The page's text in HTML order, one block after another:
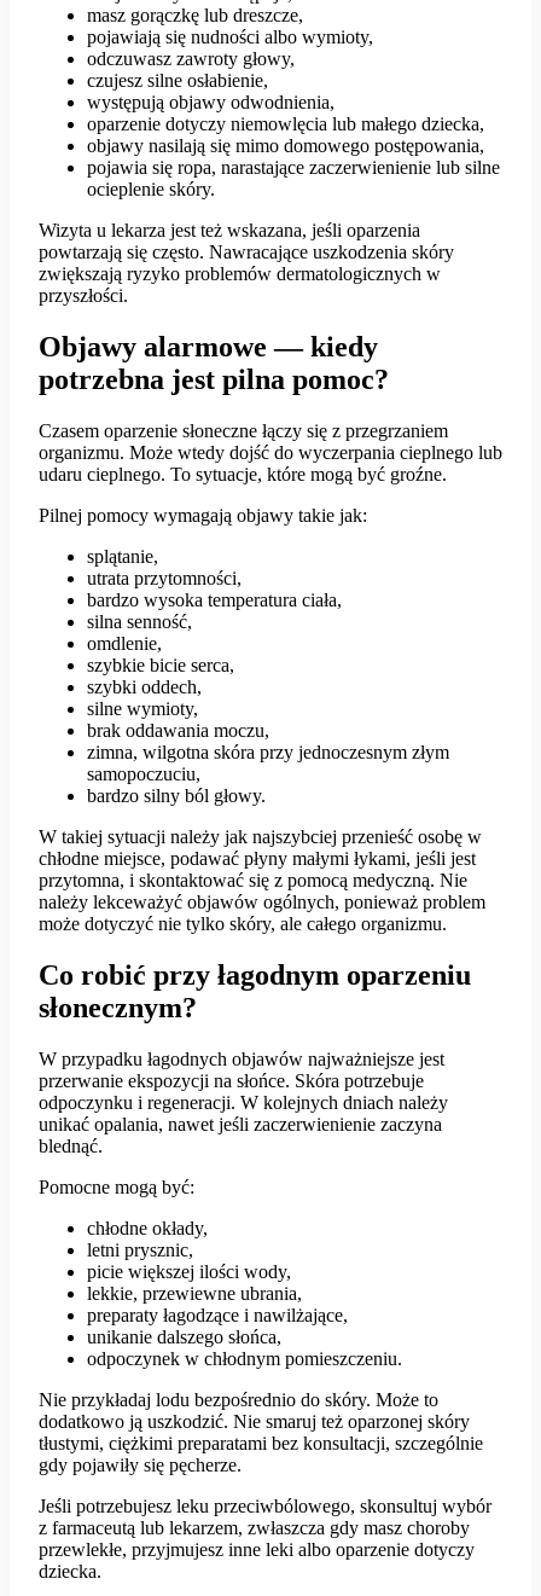
masz gorączkę lub dreszcze,
pojawiają się nudności albo wymioty,
odczuwasz zawroty głowy,
czujesz silne osłabienie,
występują objawy odwodnienia,
oparzenie dotyczy niemowlęcia lub małego dziecka,
objawy nasilają się mimo domowego postępowania,
pojawia się ropa, narastające zaczerwienienie lub silne
ocieplenie skóry.
Wizyta u lekarza jest też wskazana, jeśli oparzenia
powtarzają się często. Nawracające uszkodzenia skóry
zwiększają ryzyko problemów dermatologicznych w
przyszłości.
Objawy alarmowe — kiedy
potrzebna jest pilna pomoc?
Czasem oparzenie słoneczne łączy się z przegrzaniem
organizmu. Może wtedy dojść do wyczerpania cieplnego lub
udaru cieplnego. To sytuacje, które mogą być groźne.
Pilnej pomocy wymagają objawy takie jak:
splątanie,
utrata przytomności,
bardzo wysoka temperatura ciała,
silna senność,
omdlenie,
szybkie bicie serca,
szybki oddech,
silne wymioty,
brak oddawania moczu,
zimna, wilgotna skóra przy jednoczesnym złym
samopoczuciu,
bardzo silny ból głowy.
W takiej sytuacji należy jak najszybciej przenieść osobę w
chłodne miejsce, podawać płyny małymi łykami, jeśli jest
przytomna, i skontaktować się z pomocą medyczną. Nie
należy lekceważyć objawów ogólnych, ponieważ problem
może dotyczyć nie tylko skóry, ale całego organizmu.
Co robić przy łagodnym oparzeniu
słonecznym?
W przypadku łagodnych objawów najważniejsze jest
przerwanie ekspozycji na słońce. Skóra potrzebuje
odpoczynku i regeneracji. W kolejnych dniach należy
unikać opalania, nawet jeśli zaczerwienienie zaczyna
blednąć.
Pomocne mogą być:
chłodne okłady,
letni prysznic,
picie większej ilości wody,
lekkie, przewiewne ubrania,
preparaty łagodzące i nawilżające,
unikanie dalszego słońca,
odpoczynek w chłodnym pomieszczeniu.
Nie przykładaj lodu bezpośrednio do skóry. Może to
dodatkowo ją uszkodzić. Nie smaruj też oparzonej skóry
tłustymi, ciężkimi preparatami bez konsultacji, szczególnie
gdy pojawiły się pęcherze.
Jeśli potrzebujesz leku przeciwbólowego, skonsultuj wybór
z farmaceutą lub lekarzem, zwłaszcza gdy masz choroby
przewlekłe, przyjmujesz inne leki albo oparzenie dotyczy
dziecka.